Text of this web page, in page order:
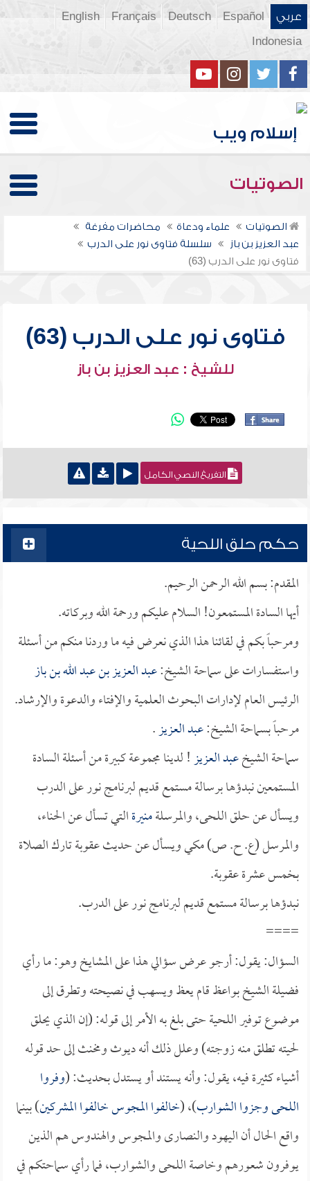
عربي Español
Deutsch
Français
English
Indonesia
الصوتيات
الصوتيات علماء ودعاة
محاضرات مفرغة
عبد العزيز بن باز
سلسلة فتاوى نور على الدرب
فتاوى نور على الدرب (63)
فتاوى نور على الدرب (63)
للشيخ : عبد العزيز بن باز
التفريغ النصي الكامل
حكم حلق اللحية
المقدم: بسم الله الرحمن الرحيم.
أيها السادة المستمعون! السلام عليكم ورحمة الله وبركاته.
ومرحباً بكم في لقائنا هذا الذي نعرض فيه ما وردنا منكم من أسئلة
واستفسارات على سماحة الشيخ:عبد العزيز بن عبد الله بن باز
الرئيس العام لإدارات البحوث العلمية والإفتاء والدعوة والإرشاد.
مرحباً بسماحة الشيخ:عبد العزيز.
سماحة الشيخعبد العزيز! لدينا مجموعة كبيرة من أسئلة السادة
المستمعين نبدؤها برسالة مستمع قديم لبرنامج نور على الدرب
ويسأل عن حلق اللحى، والمرسلةمنيرةالتي تسأل عن الحناء،
والمرسل (ع. ح. ص) مكي ويسأل عن حديث عقوبة تارك الصلاة
بخمس عشرة عقوبة.
نبدؤها برسالة مستمع قديم لبرنامج نور على الدرب.
====
السؤال: يقول: أرجو عرض سؤالي هذا على المشايخ وهو: ما رأي
فضيلة الشيخ بواعظ قام يعظ ويسهب في نصيحته وتطرق إلى
موضوع توفير اللحية حتى بلغ به الأمر إلى قوله: (إن الذي يحلق
لحيته تطلق منه زوجته) وعلل ذلك أنه ديوث ومخنث إلى حد قوله
أشياء كثيرة فيه، يقول: وأنه يستند أو يستدل بحديث: (وفروا
اللحى وجزوا الشوارب)، (خالفوا المجوس خالفوا المشركين) بينما
واقع الحال أن اليهود والنصارى والمجوس والهندوس هم الذين
يوفرون شعورهم وخاصة اللحى والشوارب، فما رأي سماحتكم في